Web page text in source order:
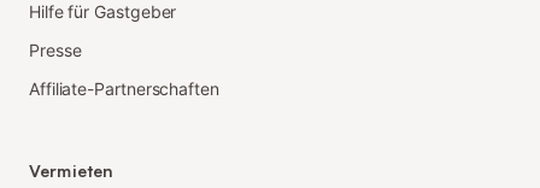
Hilfe für Gastgeber
Presse
Affiliate-Partnerschaften
Vermieten